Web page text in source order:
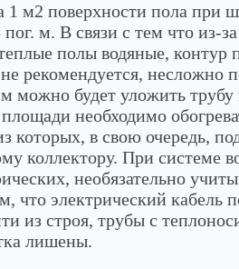
1 м2 поверхности пола при
м. В связи с тем что из-
полы водяные, контур
рекомендуется, несложно
можно будет уложить
необходимо
которых, в свою очередь,
коллектору. При системе
необязательно
что электрический кабель
из строя, трубы с
лишены.